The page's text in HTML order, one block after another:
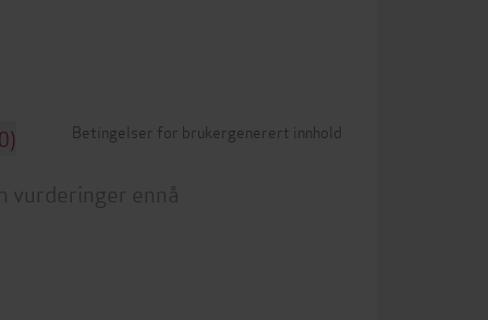
Betingelser for brukergenerert innhold
vurderinger ennå